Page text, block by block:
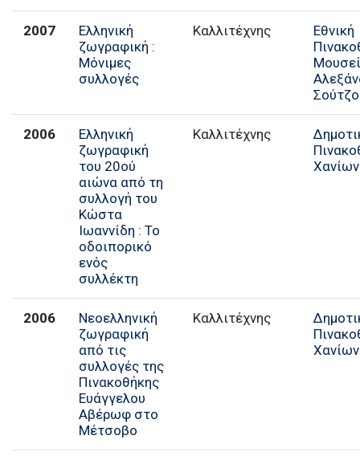
2007
Ελληνική
ζωγραφική :
Μόνιμες
συλλογές
Καλλιτέχνης
Εθνική
2006
Ελληνική
ζωγραφική
του 20ού
αιώνα από τη
συλλογή του
Κώστα
Ιωαννίδη : Το
οδοιπορικό
ενός
συλλέκτη
Καλλιτέχνης
Χανίων
2006
Νεοελληνική
ζωγραφική
από τις
συλλογές της
Πινακοθήκης
Ευάγγελου
Αβέρωφ στο
Μέτσοβο
Καλλιτέχνης
Χανίων